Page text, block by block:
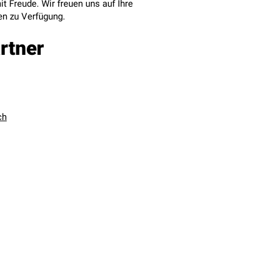
Freude. Wir freuen uns auf Ihre
zu Verfügung.